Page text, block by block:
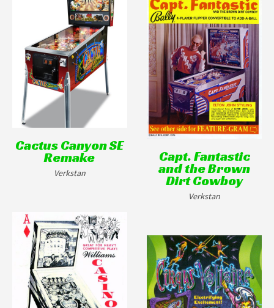
Cactus Canyon SE
Remake
Verkstan
Capt. Fantastic
and the Brown
Dirt Cowboy
Verkstan